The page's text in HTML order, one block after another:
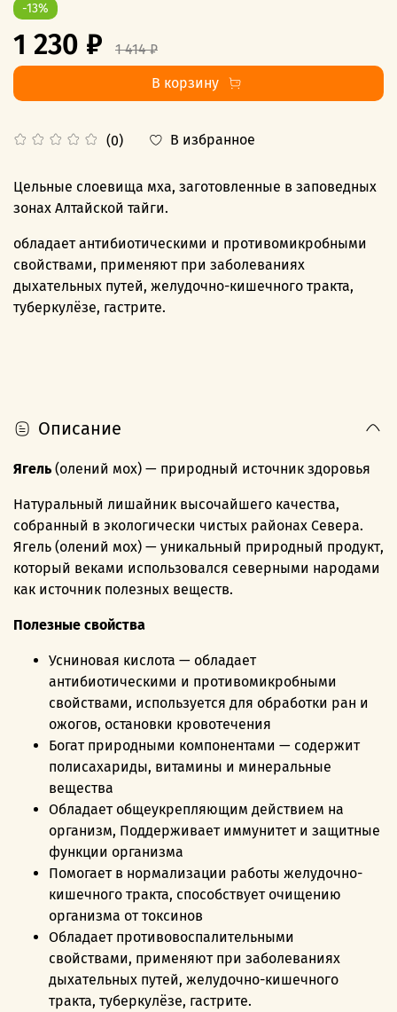
(0) В избранное
-13%
1 230 ₽
1 414 ₽
В корзину
Цельные слоевища мха, заготовленные в заповедных
зонах Алтайской тайги.
обладает антибиотическими и противомикробными
свойствами, применяют при заболеваниях
дыхательных путей, желудочно-кишечного тракта,
туберкулёзе, гастрите.
Описание
Ягель (олений мох) — природный источник здоровья
Натуральный лишайник высочайшего качества,
собранный в экологически чистых районах Севера.
Ягель (олений мох) — уникальный природный продукт,
который веками использовался северными народами
как источник полезных веществ.
Полезные свойства
Усниновая кислота — обладает
антибиотическими и противомикробными
свойствами, используется для обработки ран и
ожогов, остановки кровотечения
Богат природными компонентами — содержит
полисахариды, витамины и минеральные
вещества
Обладает общеукрепляющим действием на
организм, Поддерживает иммунитет и защитные
функции организма
Помогает в нормализации работы желудочно-
кишечного тракта, способствует очищению
организма от токсинов
Обладает противовоспалительными
свойствами, применяют при заболеваниях
дыхательных путей, желудочно-кишечного
тракта, туберкулёзе, гастрите.